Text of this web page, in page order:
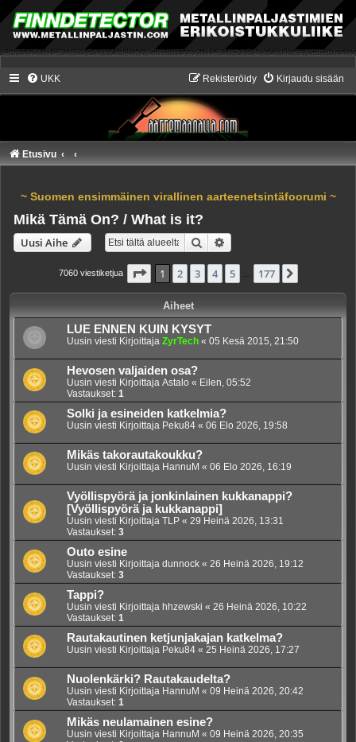
UKK Kirjaudu sisään
Rekisteröidy
Etusivu
~ Suomen ensimmäinen virallinen aarteenetsintäfoorumi ~
Mikä Tämä On? / What is it?
Uusi Aihe Etsi
7060 viestiketjua Sivu /177
1 2 3 4 5 177
Aiheet
LUE ENNEN KUIN KYSYT
Uusin viesti Kirjoittaja ZyrTech « 05 Kesä 2015, 21:50
Hevosen valjaiden osa?
Uusin viesti Kirjoittaja Astalo « Eilen, 05:52
Vastaukset: 1
Solki ja esineiden katkelmia?
Uusin viesti Kirjoittaja Peku84 « 06 Elo 2026, 19:58
Mikäs takorautakoukku?
Uusin viesti Kirjoittaja HannuM « 06 Elo 2026, 16:19
Vyöllispyörä ja jonkinlainen kukkanappi?
[Vyöllispyörä ja kukkanappi]
Uusin viesti Kirjoittaja TLP « 29 Heinä 2026, 13:31
Vastaukset: 3
Outo esine
Uusin viesti Kirjoittaja dunnock « 26 Heinä 2026, 19:12
Vastaukset: 3
Tappi?
Uusin viesti Kirjoittaja hhzewski « 26 Heinä 2026, 10:22
Vastaukset: 1
Rautakautinen ketjunjakajan katkelma?
Uusin viesti Kirjoittaja Peku84 « 25 Heinä 2026, 17:27
Nuolenkärki? Rautakaudelta?
Uusin viesti Kirjoittaja HannuM « 09 Heinä 2026, 20:42
Vastaukset: 1
Mikäs neulamainen esine?
Uusin viesti Kirjoittaja HannuM « 09 Heinä 2026, 20:35